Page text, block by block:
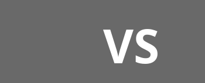
VS